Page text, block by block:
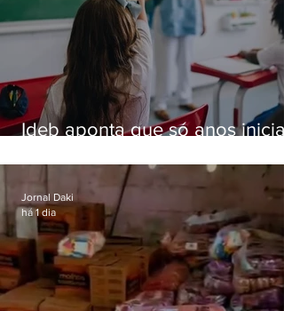
Ideb aponta que só anos
educação
Jornal Daki
há 1 dia